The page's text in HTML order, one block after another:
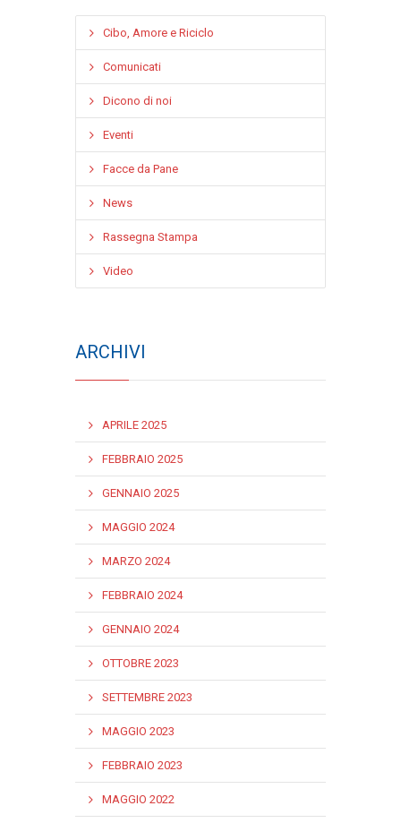
Cibo, Amore e Riciclo
Comunicati
Dicono di noi
Eventi
Facce da Pane
News
Rassegna Stampa
Video
ARCHIVI
APRILE 2025
FEBBRAIO 2025
GENNAIO 2025
MAGGIO 2024
MARZO 2024
FEBBRAIO 2024
GENNAIO 2024
OTTOBRE 2023
SETTEMBRE 2023
MAGGIO 2023
FEBBRAIO 2023
MAGGIO 2022